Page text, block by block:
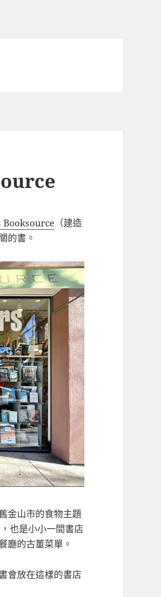
（建造
的書。
金山市的食物主題
也是小小一間書店
廳的古董菜單。
會放在這樣的書店